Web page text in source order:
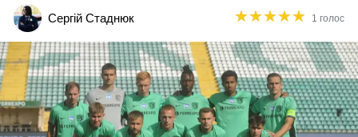
2 ліга
Різне
Букмекери
Сергій Стаднюк ★★★★★
★★★★★ 1 голос